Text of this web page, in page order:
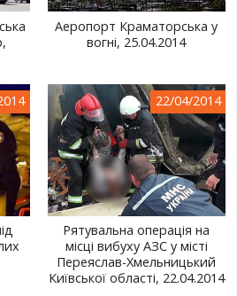
ПРОЕКТИ
Аеропорт Краматорська у
вогні, 25.04.2014
22/04/2014
Рятувальна операція на
місці вибуху АЗС у місті
Переяслав-Хмельницький
Київської області, 22.04.2014